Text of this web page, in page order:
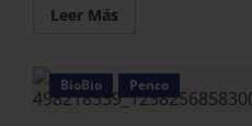
Leer Más
BioBio Penco